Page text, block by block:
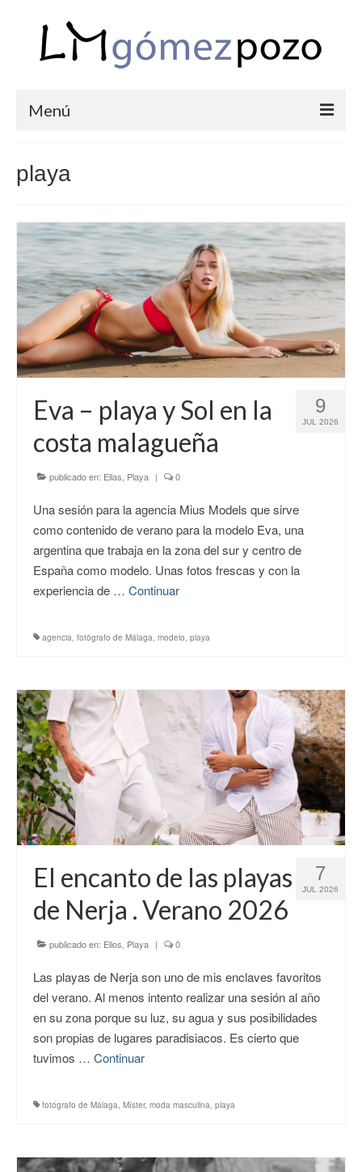
Menú
BODAS
COMUNIONES
CORPORATIVAS
SEMANA SANTA
BLOG
SOBRE LM
playa
9
JUL 2026
Eva – playa y Sol en la
costa malagueña
publicado en: Ellas Playa | 0
Una sesión para la agencia Mius Models que sirve
como contenido de verano para la modelo Eva, una
argentina que trabaja en la zona del sur y centro de
España como modelo. Unas fotos frescas y con la
experiencia de … Continuar
agencia, fotógrafo de Málaga, modelo, playa
7
JUL 2026
El encanto de las playas
de Nerja . Verano 2026
publicado en: Ellos Playa | 0
Las playas de Nerja son uno de mis enclaves favoritos
del verano. Al menos intento realizar una sesión al año
en su zona porque su luz, su agua y sus posibilidades
son propias de lugares paradisiacos. Es cierto que
tuvimos … Continuar
fotógrafo de Málaga, Míster, moda masculina, playa